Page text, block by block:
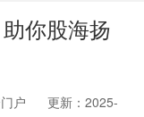
你股海扬
户
更新：2025-